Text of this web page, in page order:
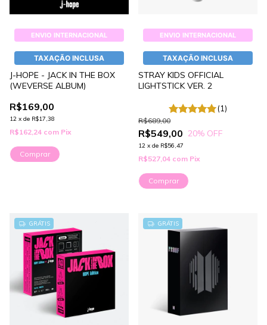
ENVIO INTERNACIONAL
TAXAÇÃO INCLUSA
J-HOPE - JACK IN THE BOX
(WEVERSE ALBUM)
R$169,00
12 x de R$17,38
R$162,24 com Pix
Comprar
ENVIO INTERNACIONAL
TAXAÇÃO INCLUSA
STRAY KIDS OFFICIAL
LIGHTSTICK VER. 2
(1)
R$549,00
R$689,00
20% OFF
12 x de R$56,47
R$527,04 com Pix
Comprar
GRÁTIS GRÁTIS